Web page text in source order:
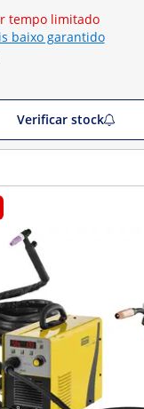
tempo limitado
baixo garantido
Verificar stock